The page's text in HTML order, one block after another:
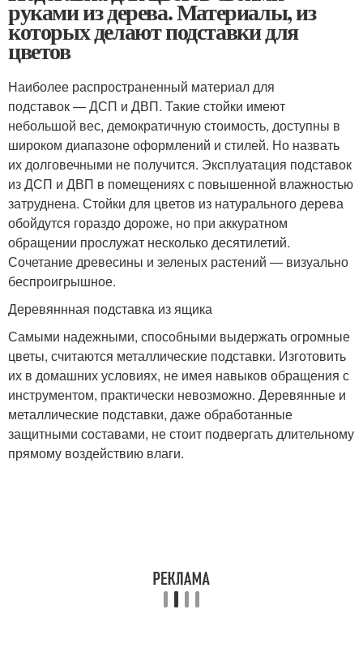
руками из дерева. Материалы, из
которых делают подставки для
цветов
Наиболее распространенный материал для
подставок — ДСП и ДВП. Такие стойки имеют
небольшой вес, демократичную стоимость, доступны в
широком диапазоне оформлений и стилей. Но назвать
их долговечными не получится. Эксплуатация подставок
из ДСП и ДВП в помещениях с повышенной влажностью
затруднена. Стойки для цветов из натурального дерева
обойдутся гораздо дороже, но при аккуратном
обращении прослужат несколько десятилетий.
Сочетание древесины и зеленых растений — визуально
беспроигрышное.
Деревяннная подставка из ящика
Самыми надежными, способными выдержать огромные
цветы, считаются металлические подставки. Изготовить
их в домашних условиях, не имея навыков обращения с
инструментом, практически невозможно. Деревянные и
металлические подставки, даже обработанные
защитными составами, не стоит подвергать длительному
прямому воздействию влаги.